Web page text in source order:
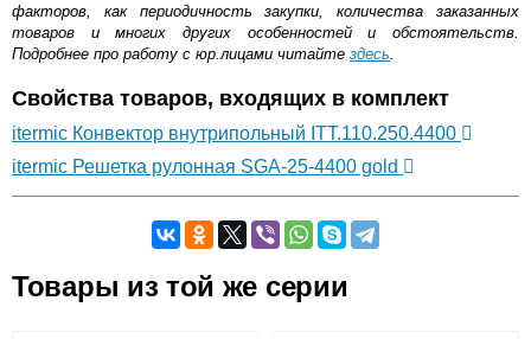
факторов, как периодичность закупки, количества заказанных
товаров и многих других особенностей и обстоятельств.
Подробнее про работу с юр.лицами читайте здесь.
Свойства товаров, входящих в комплект
itermic Конвектор внутрипольный ITT.110.250.4400
itermic Решетка рулонная SGA-25-4400 gold
Оставьте отзыв
Товары из той же серии